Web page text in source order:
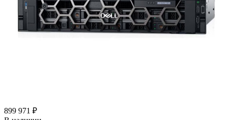
899 971 ₽